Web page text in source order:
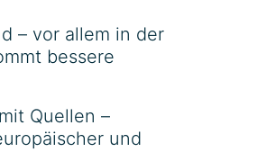
– vor allem in der
bessere
Quellen –
und